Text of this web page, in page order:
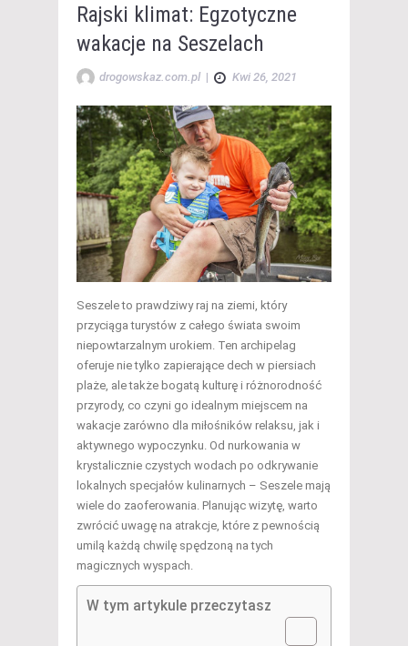
Rajski klimat: Egzotyczne
wakacje na Seszelach
drogowskaz.com.pl | Kwi 26, 2021
Seszele to prawdziwy raj na ziemi, który
przyciąga turystów z całego świata swoim
niepowtarzalnym urokiem. Ten archipelag
oferuje nie tylko zapierające dech w piersiach
plaże, ale także bogatą kulturę i różnorodność
przyrody, co czyni go idealnym miejscem na
wakacje zarówno dla miłośników relaksu, jak i
aktywnego wypoczynku. Od nurkowania w
krystalicznie czystych wodach po odkrywanie
lokalnych specjałów kulinarnych – Seszele mają
wiele do zaoferowania. Planując wizytę, warto
zwrócić uwagę na atrakcje, które z pewnością
umilą każdą chwilę spędzoną na tych
magicznych wyspach.
W tym artykule przeczytasz